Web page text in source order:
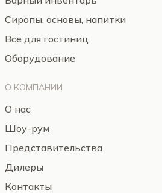
Сиропы, основы, напитки
Все для гостиниц
Оборудование
О КОМПАНИИ
О нас
Шоу-рум
Представительства
Дилеры
Контакты